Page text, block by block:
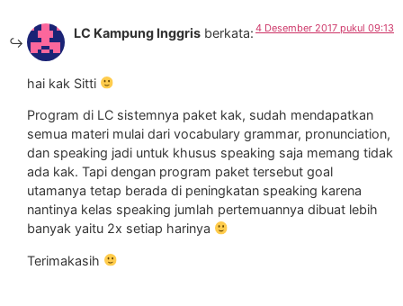
LC Kampung Inggris berkata: 4 Desember 2017 pukul 09:13
hai kak Sitti
Program di LC sistemnya paket kak, sudah mendapatkan
semua materi mulai dari vocabulary grammar, pronunciation,
dan speaking jadi untuk khusus speaking saja memang tidak
ada kak. Tapi dengan program paket tersebut goal
utamanya tetap berada di peningkatan speaking karena
nantinya kelas speaking jumlah pertemuannya dibuat lebih
banyak yaitu 2x setiap harinya
Terimakasih